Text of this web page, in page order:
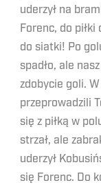
uderzył na
Forenc, do piłki
do siatki! Po
spadło, ale
zdobycie goli.
przeprowadzili
się z piłką w
strzał, ale
uderzył
się Forenc. Do